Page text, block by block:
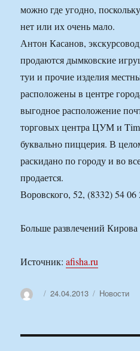
можно где угодно,
нет или их очень мало.
Антон Касанов,
продаются дымковские
туи и прочие изделия
расположены в центре
выгодное расположение
торговых центра ЦУМ и
буквально пиццерия. В
раскидано по городу и во
продается.
Воровского, 52, (8332) 54
Больше развлечений
Источник:afisha.ru
АвторОпубликовано
24.04.2013 Рубрики
Новости